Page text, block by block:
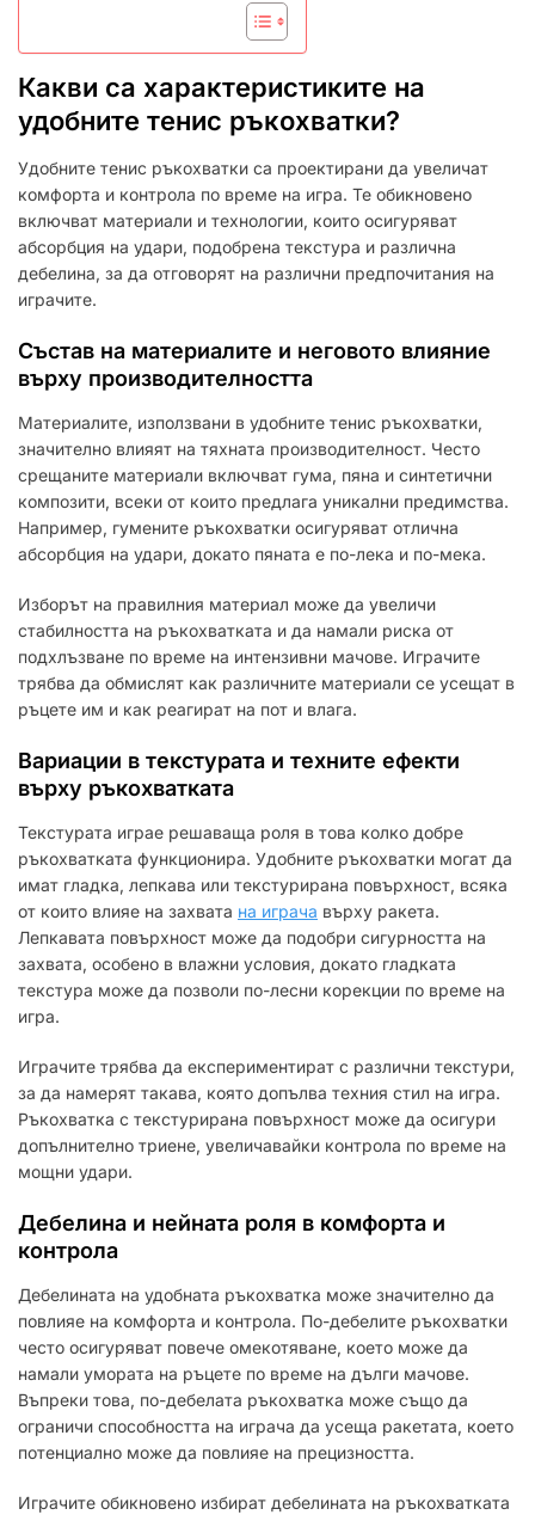
Какви са характеристиките на
удобните тенис ръкохватки?
Удобните тенис ръкохватки са проектирани да увеличат
комфорта и контрола по време на игра. Те обикновено
включват материали и технологии, които осигуряват
абсорбция на удари, подобрена текстура и различна
дебелина, за да отговорят на различни предпочитания на
играчите.
Състав на материалите и неговото влияние
върху производителността
Материалите, използвани в удобните тенис ръкохватки,
значително влияят на тяхната производителност. Често
срещаните материали включват гума, пяна и синтетични
композити, всеки от които предлага уникални предимства.
Например, гумените ръкохватки осигуряват отлична
абсорбция на удари, докато пяната е по-лека и по-мека.
Изборът на правилния материал може да увеличи
стабилността на ръкохватката и да намали риска от
подхлъзване по време на интензивни мачове. Играчите
трябва да обмислят как различните материали се усещат в
ръцете им и как реагират на пот и влага.
Вариации в текстурата и техните ефекти
върху ръкохватката
Текстурата играе решаваща роля в това колко добре
ръкохватката функционира. Удобните ръкохватки могат да
имат гладка, лепкава или текстурирана повърхност, всяка
от които влияе на захвата на играча върху ракета.
Лепкавата повърхност може да подобри сигурността на
захвата, особено в влажни условия, докато гладката
текстура може да позволи по-лесни корекции по време на
игра.
Играчите трябва да експериментират с различни текстури,
за да намерят такава, която допълва техния стил на игра.
Ръкохватка с текстурирана повърхност може да осигури
допълнително триене, увеличавайки контрола по време на
мощни удари.
Дебелина и нейната роля в комфорта и
контрола
Дебелината на удобната ръкохватка може значително да
повлияе на комфорта и контрола. По-дебелите ръкохватки
често осигуряват повече омекотяване, което може да
намали умората на ръцете по време на дълги мачове.
Въпреки това, по-дебелата ръкохватка може също да
ограничи способността на играча да усеща ракетата, което
потенциално може да повлияе на прецизността.
Играчите обикновено избират дебелината на ръкохватката